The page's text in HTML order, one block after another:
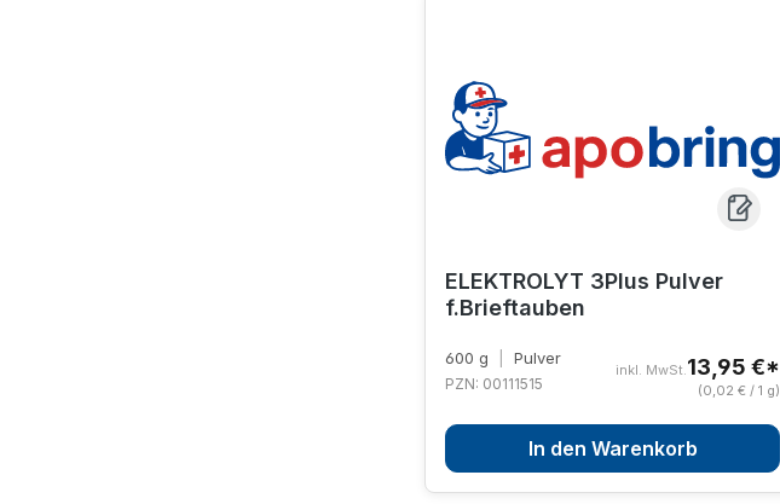
ELEKTROLYT 3Plus Pulver
f.Brieftauben
600 g Pulver
PZN: 00111515
inkl. MwSt.13,95 €*
(0,02 € / 1 g)
In den Warenkorb